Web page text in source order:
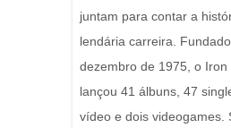
juntam para contar a
lendária carreira.
dezembro de 1975, o Iron
lançou 41 álbuns, 47
vídeo e dois videogames.